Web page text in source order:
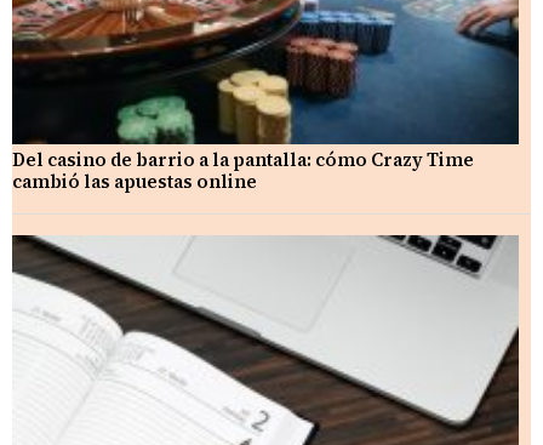
Del casino de barrio a la pantalla: cómo Crazy Time
cambió las apuestas online